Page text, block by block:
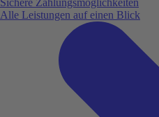
Alle Leistungen auf einen Blick